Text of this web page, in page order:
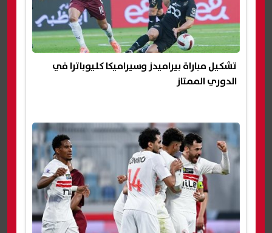
تشكيل مباراة بيراميدز وسيراميكا كليوباترا في
الدوري الممتاز